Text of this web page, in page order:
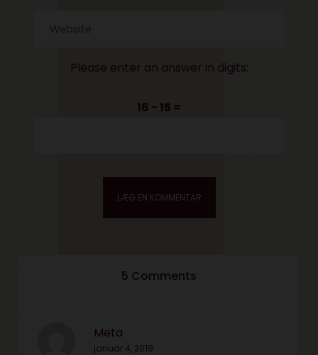
Please enter an answer in digits:
16 − 15 =
5 Comments
Meta
januar 4, 2019